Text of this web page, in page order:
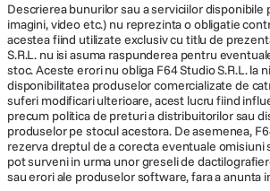
Descrierea bunurilor sau a serviciilor disponibile
imagini, video etc.) nu reprezinta o obligatie
acestea fiind utilizate exclusiv cu titlu de
S.R.L. nu isi asuma raspunderea pentru
stoc. Aceste erori nu obliga F64 Studio S.R.L. la
disponibilitatea produselor comercializate de
suferi modificari ulterioare, acest lucru fiind
precum politica de preturi a distribuitorilor sau
produselor pe stocul acestora. De asemenea,
rezerva dreptul de a corecta eventuale omisiuni
pot surveni in urma unor greseli de
sau erori ale produselor software, fara a anunta